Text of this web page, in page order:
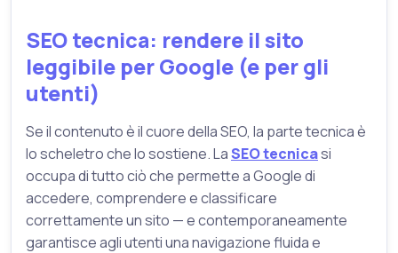
SEO tecnica: rendere il sito
leggibile per Google (e per gli
utenti)
Se il contenuto è il cuore della SEO, la parte tecnica è
lo scheletro che lo sostiene. LaSEO tecnicasi
occupa di tutto ciò che permette a Google di
accedere, comprendere e classificare
correttamente un sito — e contemporaneamente
garantisce agli utenti una navigazione fluida e